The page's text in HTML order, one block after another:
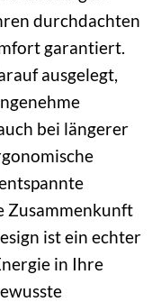
durchdachten
garantiert.
ausgelegt,
bei längerer
Zusammenkunft
ist ein echter
in Ihre